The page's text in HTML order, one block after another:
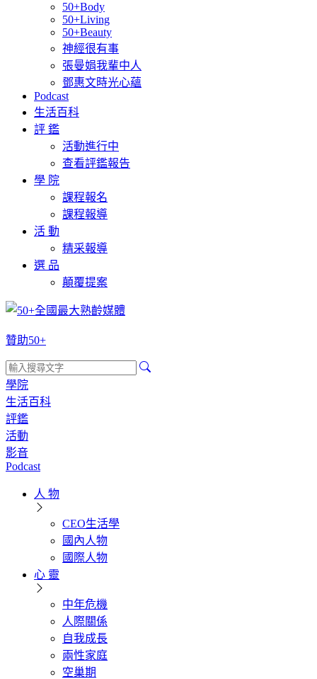
50+Body
50+Living
50+Beauty
神經很有事
張曼娟我輩中人
鄧惠文時光心蘊
Podcast
生活百科
評 鑑
活動進行中
查看評鑑報告
學 院
課程報名
課程報導
活 動
精采報導
選 品
顛覆提案
贊助50+
學院
生活百科
評鑑
活動
影音
Podcast
人 物
CEO生活學
國內人物
國際人物
心 靈
中年危機
人際關係
自我成長
兩性家庭
空巢期